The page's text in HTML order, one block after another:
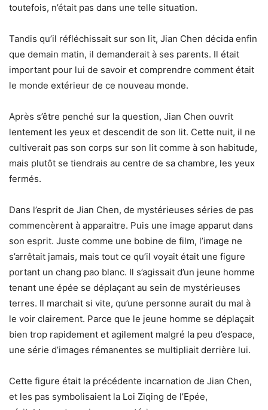
toutefois, n’était pas dans une telle situation.
Tandis qu’il réfléchissait sur son lit, Jian Chen décida enfin
que demain matin, il demanderait à ses parents. Il était
important pour lui de savoir et comprendre comment était
le monde extérieur de ce nouveau monde.
Après s’être penché sur la question, Jian Chen ouvrit
lentement les yeux et descendit de son lit. Cette nuit, il ne
cultiverait pas son corps sur son lit comme à son habitude,
mais plutôt se tiendrais au centre de sa chambre, les yeux
fermés.
Dans l’esprit de Jian Chen, de mystérieuses séries de pas
commencèrent à apparaitre. Puis une image apparut dans
son esprit. Juste comme une bobine de film, l’image ne
s’arrêtait jamais, mais tout ce qu’il voyait était une figure
portant un chang pao blanc. Il s’agissait d’un jeune homme
tenant une épée se déplaçant au sein de mystérieuses
terres. Il marchait si vite, qu’une personne aurait du mal à
le voir clairement. Parce que le jeune homme se déplaçait
bien trop rapidement et agilement malgré la peu d’espace,
une série d’images rémanentes se multipliait derrière lui.
Cette figure était la précédente incarnation de Jian Chen,
et les pas symbolisaient la Loi Ziqing de l’Epée,